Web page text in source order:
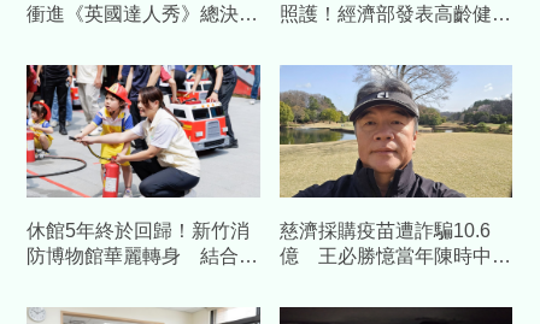
衝進《英國達人秀》總決
集氣投她
照護！經濟部發表高齡健康
休館5年終於回歸！新竹消
防博物館華麗轉身 結合科
慈濟採購疫苗遭詐騙10.6
億 王必勝憶當年陳時中睿